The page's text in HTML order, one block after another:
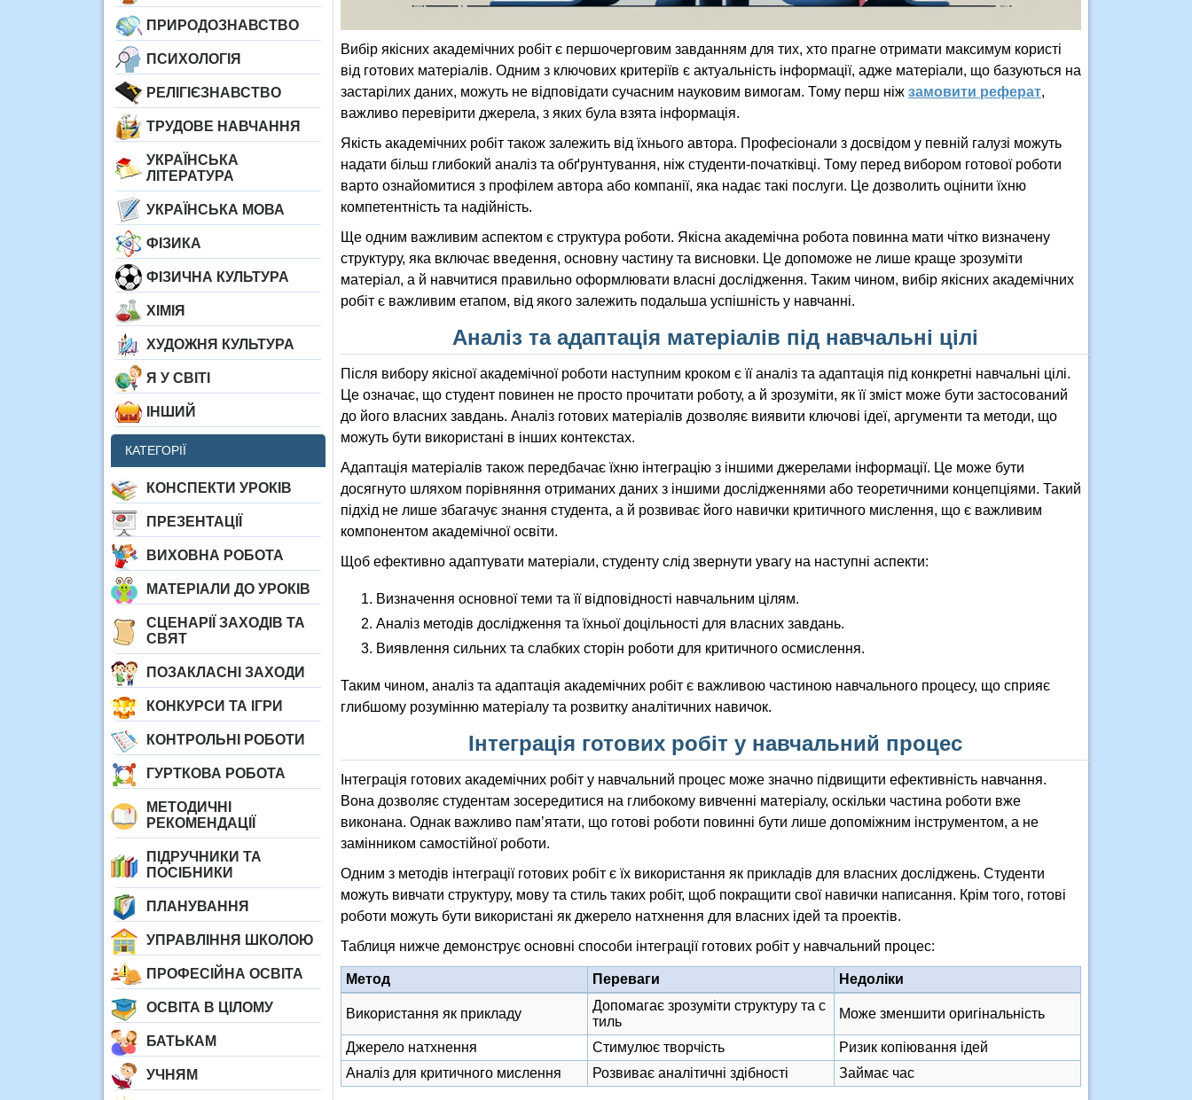
ПРИРОДОЗНАВСТВО
ПСИХОЛОГІЯ
РЕЛІГІЄЗНАВСТВО
ТРУДОВЕ НАВЧАННЯ
УКРАЇНСЬКА
ЛІТЕРАТУРА
УКРАЇНСЬКА МОВА
ФІЗИКА
ФІЗИЧНА КУЛЬТУРА
ХІМІЯ
ХУДОЖНЯ КУЛЬТУРА
Я У СВІТІ
ІНШИЙ
КАТЕГОРІЇ
КОНСПЕКТИ УРОКІВ
ПРЕЗЕНТАЦІЇ
ВИХОВНА РОБОТА
МАТЕРІАЛИ ДО УРОКІВ
СЦЕНАРІЇ ЗАХОДІВ ТА
СВЯТ
ПОЗАКЛАСНІ ЗАХОДИ
КОНКУРСИ ТА ІГРИ
КОНТРОЛЬНІ РОБОТИ
ГУРТКОВА РОБОТА
МЕТОДИЧНІ
РЕКОМЕНДАЦІЇ
ПІДРУЧНИКИ ТА
ПОСІБНИКИ
ПЛАНУВАННЯ
УПРАВЛІННЯ ШКОЛОЮ
ПРОФЕСІЙНА ОСВІТА
ОСВІТА В ЦІЛОМУ
БАТЬКАМ
УЧНЯМ
Вибір якісних академічних робіт є першочерговим завданням для тих, хто прагне отримати максимум користі
від готових матеріалів. Одним з ключових критеріїв є актуальність інформації, адже матеріали, що базуються на
застарілих даних, можуть не відповідати сучасним науковим вимогам. Тому перш ніж замовити реферат,
важливо перевірити джерела, з яких була взята інформація.
Якість академічних робіт також залежить від їхнього автора. Професіонали з досвідом у певній галузі можуть
надати більш глибокий аналіз та обґрунтування, ніж студенти-початківці. Тому перед вибором готової роботи
варто ознайомитися з профілем автора або компанії, яка надає такі послуги. Це дозволить оцінити їхню
компетентність та надійність.
Ще одним важливим аспектом є структура роботи. Якісна академічна робота повинна мати чітко визначену
структуру, яка включає введення, основну частину та висновки. Це допоможе не лише краще зрозуміти
матеріал, а й навчитися правильно оформлювати власні дослідження. Таким чином, вибір якісних академічних
робіт є важливим етапом, від якого залежить подальша успішність у навчанні.
Аналіз та адаптація матеріалів під навчальні цілі
Після вибору якісної академічної роботи наступним кроком є її аналіз та адаптація під конкретні навчальні цілі.
Це означає, що студент повинен не просто прочитати роботу, а й зрозуміти, як її зміст може бути застосований
до його власних завдань. Аналіз готових матеріалів дозволяє виявити ключові ідеї, аргументи та методи, що
можуть бути використані в інших контекстах.
Адаптація матеріалів також передбачає їхню інтеграцію з іншими джерелами інформації. Це може бути
досягнуто шляхом порівняння отриманих даних з іншими дослідженнями або теоретичними концепціями. Такий
підхід не лише збагачує знання студента, а й розвиває його навички критичного мислення, що є важливим
компонентом академічної освіти.
Щоб ефективно адаптувати матеріали, студенту слід звернути увагу на наступні аспекти:
Визначення основної теми та її відповідності навчальним цілям.
Аналіз методів дослідження та їхньої доцільності для власних завдань.
Виявлення сильних та слабких сторін роботи для критичного осмислення.
Таким чином, аналіз та адаптація академічних робіт є важливою частиною навчального процесу, що сприяє
глибшому розумінню матеріалу та розвитку аналітичних навичок.
Інтеграція готових робіт у навчальний процес
Інтеграція готових академічних робіт у навчальний процес може значно підвищити ефективність навчання.
Вона дозволяє студентам зосередитися на глибокому вивченні матеріалу, оскільки частина роботи вже
виконана. Однак важливо пам’ятати, що готові роботи повинні бути лише допоміжним інструментом, а не
замінником самостійної роботи.
Одним з методів інтеграції готових робіт є їх використання як прикладів для власних досліджень. Студенти
можуть вивчати структуру, мову та стиль таких робіт, щоб покращити свої навички написання. Крім того, готові
роботи можуть бути використані як джерело натхнення для власних ідей та проектів.
Таблиця нижче демонструє основні способи інтеграції готових робіт у навчальний процес:
Метод Переваги Недоліки
Використання як прикладу
Допомагає зрозуміти структуру та с
тиль
Може зменшити оригінальність
Джерело натхнення Стимулює творчість
Ризик копіювання ідей
Аналіз для критичного мислення
Розвиває аналітичні здібності Займає час